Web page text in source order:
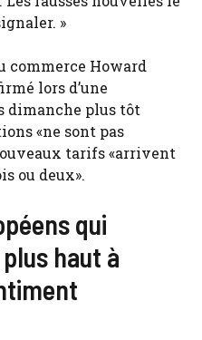
»
commerce Howard
lors d’une
dimanche plus tôt
«ne sont pas
tarifs «arrivent
ou deux».
qui
haut à